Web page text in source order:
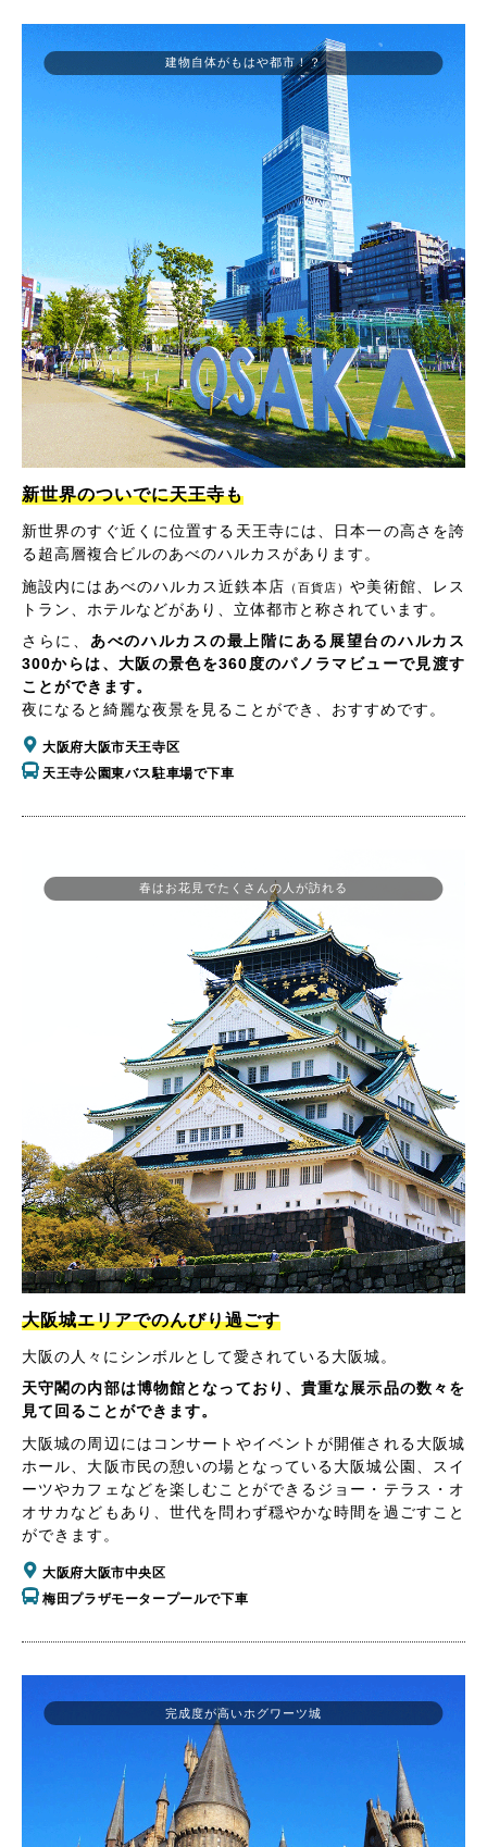
新世界のついでに天王寺も
新世界のすぐ近くに位置する天王寺には、日本一の高さを誇
る超高層複合ビルのあべのハルカスがあります。
施設内にはあべのハルカス近鉄本店 （百貨店）や美術館、レス
トラン、ホテルなどがあり、立体都市と称されています。
さらに、 あべのハルカスの最上階にある展望台のハルカス
300からは、大阪の景色を360度のパノラマビューで見渡す
ことができます。
夜になると綺麗な夜景を見ることができ、おすすめです。
大阪府大阪市天王寺区
天王寺公園東バス駐車場で下車
建物自体がもはや都市！？
春はお花見でたくさんの人が訪れる
大阪城エリアでのんびり過ごす
大阪の人々にシンボルとして愛されている大阪城。
天守閣の内部は博物館となっており、貴重な展示品の数々を
見て回ることができます。
大阪城の周辺にはコンサートやイベントが開催される大阪城
ホール、大阪市民の憩いの場となっている大阪城公園、スイ
ーツやカフェなどを楽しむことができるジョー・テラス・オ
オサカなどもあり、世代を問わず穏やかな時間を過ごすこと
ができます。
大阪府大阪市中央区
梅田プラザモータープールで下車
完成度が高いホグワーツ城